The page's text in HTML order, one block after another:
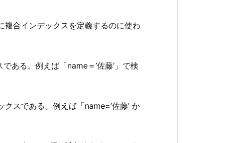
合インデックスを定義するのに使わ
ある。例えば「name＝’佐藤’」で検
スである。例えば「name=’佐藤’ か